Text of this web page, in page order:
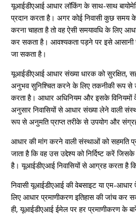
यूआईडीएआई आधार लॉकिंग के साथ-साथ
प्रदान करता है। अगर कोई निवासी कुछ समय
करना चाहता है तो वह ऐसी समयावधि के लिए
कर सकता है। आवश्यकता पड़ने पर इसे आसानी
जा सकता है।
यूआईडीएआई आधार संख्या धारक को सुरक्षित,
अनुभव सुनिश्चित करने के लिए तकनीकी रूप से
करता है। आधार अधिनियम और इसके विनियमों
अनुसार निवासियों से आधार संख्या लेने वाली
रूप से अनुमति प्राप्त तरीके से उपयोग और
आधार की मांग करने वाली संस्थाओं को सहमति
जाता है कि वह उस उद्देश्य को निर्दिष्ट करें
है। यूआईडीएआई निवासियों से आग्रह करता है
निवासी यूआईडीएआई की वेबसाइट या एम-
लिए आधार प्रमाणीकरण इतिहास की जांच कर
ही, यूआईडीएआई ईमेल पर हर प्रमाणीकरण के